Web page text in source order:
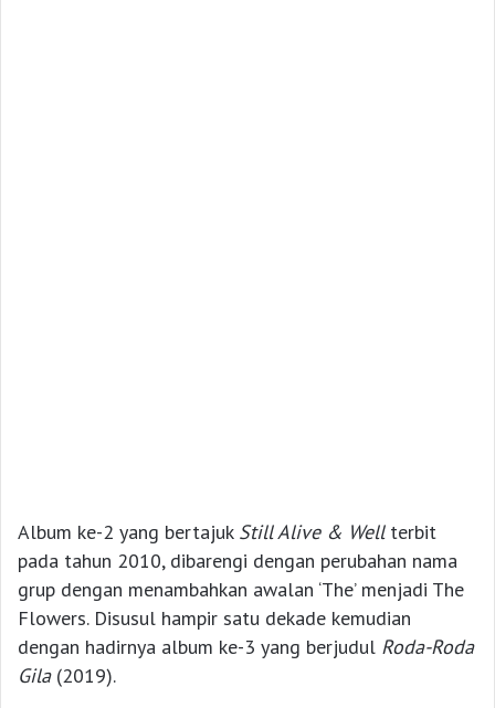
Album ke-2 yang bertajuk Still Alive & Wellterbit
pada tahun 2010, dibarengi dengan perubahan nama
grup dengan menambahkan awalan ‘The’ menjadi The
Flowers. Disusul hampir satu dekade kemudian
dengan hadirnya album ke-3 yang berjudul Roda-Roda
Gila(2019).